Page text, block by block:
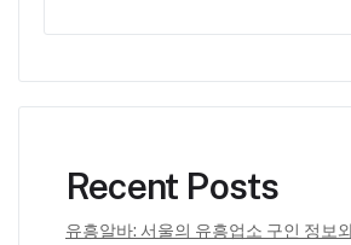
Recent Posts
유흥알바: 서울의 유흥업소 구인 정보